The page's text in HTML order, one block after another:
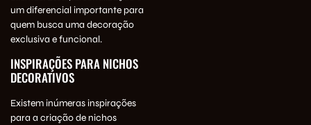
um diferencial importante para
quem busca uma decoração
exclusiva e funcional.
INSPIRAÇÕES PARA NICHOS
DECORATIVOS
Existem inúmeras inspirações
para a criação de nichos